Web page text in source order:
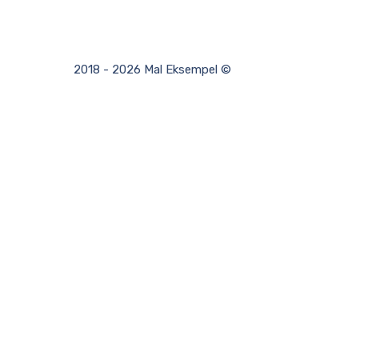
2018 - 2026 Mal Eksempel ©